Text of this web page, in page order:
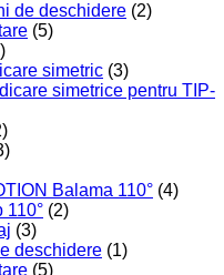
de deschidere (2)
(5)
simetric (3)
simetrice pentru TIP-
Balama 110° (4)
110° (2)
(3)
deschidere (1)
(5)